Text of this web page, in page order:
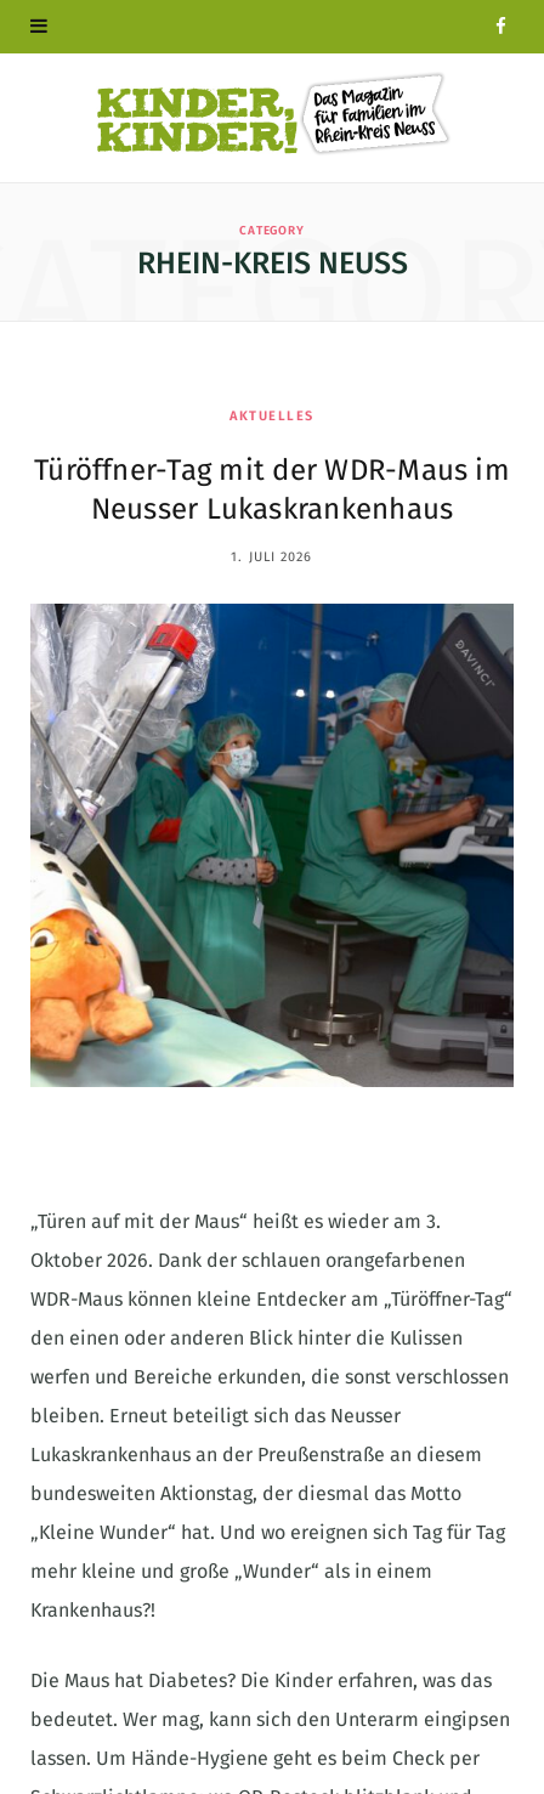
CATEGORY
RHEIN-KREIS NEUSS
AKTUELLES
Türöffner-Tag mit der WDR-Maus im
Neusser Lukaskrankenhaus
1. JULI 2026
„Türen auf mit der Maus“ heißt es wieder am 3.
Oktober 2026. Dank der schlauen orangefarbenen
WDR-Maus können kleine Entdecker am „Türöffner-Tag“
den einen oder anderen Blick hinter die Kulissen
werfen und Bereiche erkunden, die sonst verschlossen
bleiben. Erneut beteiligt sich das Neusser
Lukaskrankenhaus an der Preußenstraße an diesem
bundesweiten Aktionstag, der diesmal das Motto
„Kleine Wunder“ hat. Und wo ereignen sich Tag für Tag
mehr kleine und große „Wunder“ als in einem
Krankenhaus?!
Die Maus hat Diabetes? Die Kinder erfahren, was das
bedeutet. Wer mag, kann sich den Unterarm eingipsen
lassen. Um Hände-Hygiene geht es beim Check per